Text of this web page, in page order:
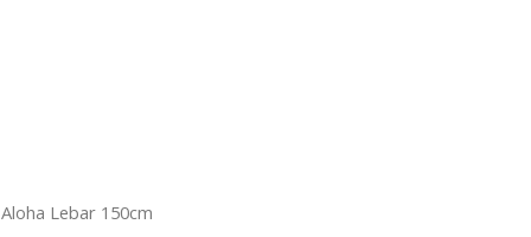
Lebar 150cm